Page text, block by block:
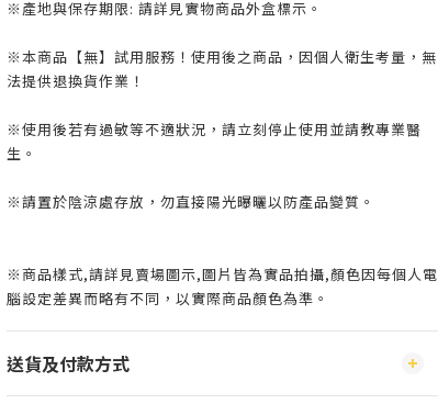
※產地與保存期限: 請詳見實物商品外盒標示。
※本商品【無】試用服務！使用後之商品，因個人衛生考量，無
法提供退換貨作業！
※使用後若有過敏等不適狀況，請立刻停止使用並請教專業醫
生。
※請置於陰涼處存放，勿直接陽光曝曬以防產品變質。
※商品樣式,請詳見賣場圖示,圖片皆為實品拍攝,顏色因每個人電
腦設定差異而略有不同，以實際商品顏色為準。
送貨及付款方式